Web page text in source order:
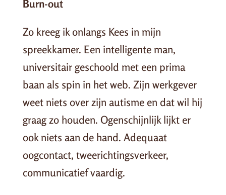
Burn-out
Zo kreeg ik onlangs Kees in mijn
spreekkamer. Een intelligente man,
universitair geschoold met een prima
baan als spin in het web. Zijn werkgever
weet niets over zijn autisme en dat wil hij
graag zo houden. Ogenschijnlijk lijkt er
ook niets aan de hand. Adequaat
oogcontact, tweerichtingsverkeer,
communicatief vaardig.